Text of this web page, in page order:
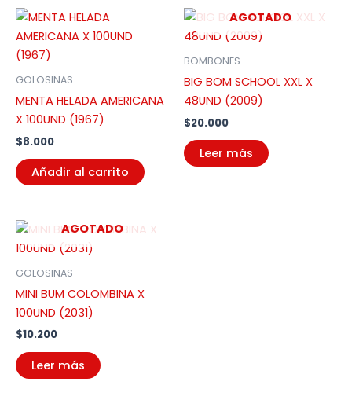
GOLOSINAS
MENTA HELADA AMERICANA
X 100UND (1967)
$8.000
Añadir al carrito
AGOTADO
BOMBONES
BIG BOM SCHOOL XXL X
48UND (2009)
$20.000
Leer más
AGOTADO
GOLOSINAS
MINI BUM COLOMBINA X
100UND (2031)
$10.200
Leer más